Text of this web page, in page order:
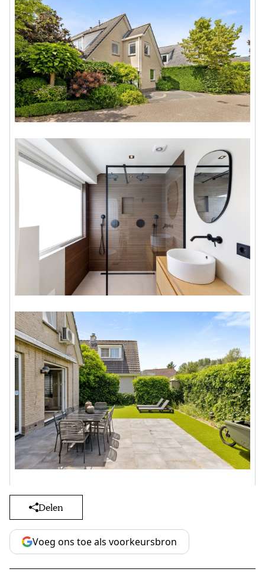
Delen
Voeg ons toe als voorkeursbron